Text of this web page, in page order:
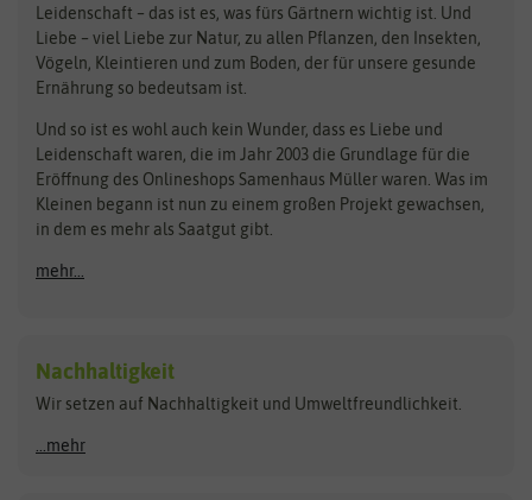
Obstsamen
Pilzbrut
Rasensamen
Steckzwiebeln
Zimmer & Kübelpflanzen
Kataloge
Schnäppchen
Anzucht & Gartenzubehör
Anzuchtschalen
Heizmatte & Heizkabel
Kokos-Quelltabletten
Zimmergewächshaus
Bingenheimer Saatgut
Bionana
BIOWOL
Blumicorn
Bûten Birds
Carl Pabst
Dürr-Samen
Feldsaaten Freudenberger
Fertil
Flora Elite
Florissa
Flortis
Hortitops
Leidenschaft – das ist es, was fürs Gärtnern wichtig ist. Und
Liebe – viel Liebe zur Natur, zu allen Pflanzen, den Insekten,
Vögeln, Kleintieren und zum Boden, der für unsere gesunde
Ernährung so bedeutsam ist.
Und so ist es wohl auch kein Wunder, dass es Liebe und
Leidenschaft waren, die im Jahr 2003 die Grundlage für die
Eröffnung des Onlineshops Samenhaus Müller waren. Was im
Kleinen begann ist nun zu einem großen Projekt gewachsen,
in dem es mehr als Saatgut gibt.
mehr...
Nachhaltigkeit
Wir setzen auf Nachhaltigkeit und Umweltfreundlichkeit.
...mehr